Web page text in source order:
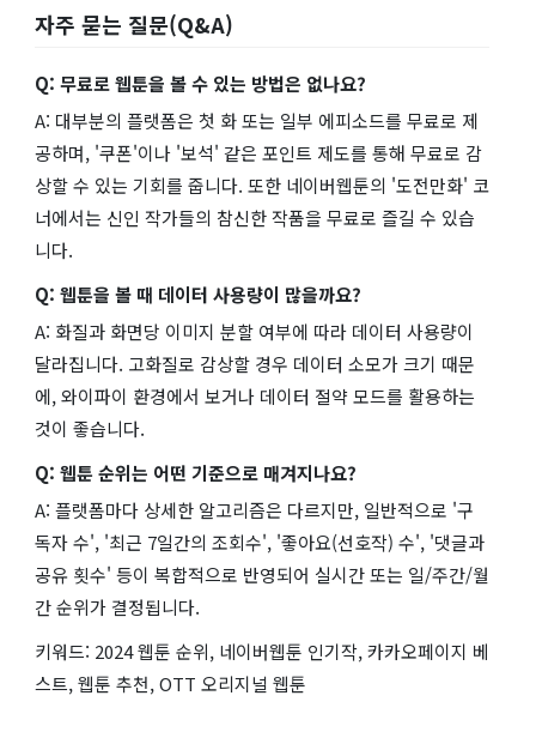
자주 묻는 질문(Q&A)
Q: 무료로 웹툰을 볼 수 있는 방법은 없나요?
A: 대부분의 플랫폼은 첫 화 또는 일부 에피소드를 무료로 제
공하며, '쿠폰'이나 '보석' 같은 포인트 제도를 통해 무료로 감
상할 수 있는 기회를 줍니다. 또한 네이버웹툰의 '도전만화' 코
너에서는 신인 작가들의 참신한 작품을 무료로 즐길 수 있습
니다.
Q: 웹툰을 볼 때 데이터 사용량이 많을까요?
A: 화질과 화면당 이미지 분할 여부에 따라 데이터 사용량이
달라집니다. 고화질로 감상할 경우 데이터 소모가 크기 때문
에, 와이파이 환경에서 보거나 데이터 절약 모드를 활용하는
것이 좋습니다.
Q: 웹툰 순위는 어떤 기준으로 매겨지나요?
A: 플랫폼마다 상세한 알고리즘은 다르지만, 일반적으로 '구
독자 수', '최근 7일간의 조회수', '좋아요(선호작) 수', '댓글과
공유 횟수' 등이 복합적으로 반영되어 실시간 또는 일/주간/월
간 순위가 결정됩니다.
키워드: 2024 웹툰 순위, 네이버웹툰 인기작, 카카오페이지 베
스트, 웹툰 추천, OTT 오리지널 웹툰